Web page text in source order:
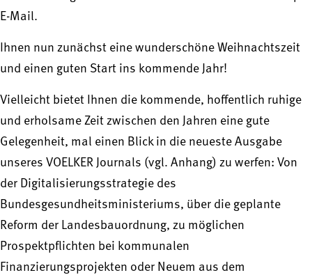
E-Mail.
Ihnen nun zunächst eine wunderschöne Weihnachtszeit
und einen guten Start ins kommende Jahr!
Vielleicht bietet Ihnen die kommende, hoffentlich ruhige
und erholsame Zeit zwischen den Jahren eine gute
Gelegenheit, mal einen Blick in die neueste Ausgabe
unseres VOELKER Journals (vgl. Anhang) zu werfen: Von
der Digitalisierungsstrategie des
Bundesgesundheitsministeriums, über die geplante
Reform der Landesbauordnung, zu möglichen
Prospektpflichten bei kommunalen
Finanzierungsprojekten oder Neuem aus dem